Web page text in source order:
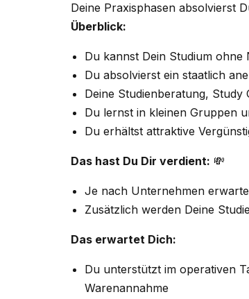
Deine Praxisphasen absolvierst
Überblick:
Du kannst Dein Studium
Du absolvierst ein staatlich
Deine Studienberatung, Study
Du lernst in kleinen Gruppen
Du erhältst attraktive
Das hast Du Dir verdient: 💸
Je nach Unternehmen
Zusätzlich werden Deine
Das erwartet Dich:
Du unterstützt im operativen
Warenannahme